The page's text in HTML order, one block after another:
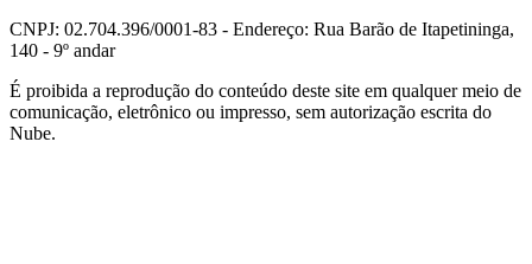
CNPJ: 02.704.396/0001-83 - Endereço: Rua Barão de Itapetininga,
140 - 9º andar
É proibida a reprodução do conteúdo deste site em qualquer meio de
comunicação, eletrônico ou impresso, sem autorização escrita do
Nube.